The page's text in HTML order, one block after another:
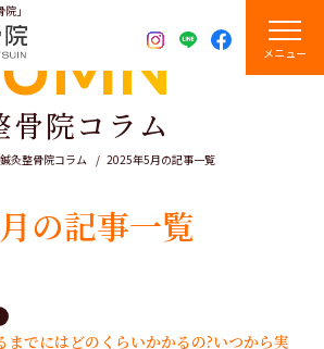
」
メニュー
骨院コラム
灸整骨院コラム 2025年5月の記事一覧
の記事一覧
までにはどのくらいかかるの?いつから実